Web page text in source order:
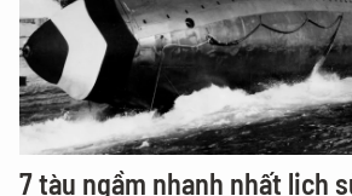
7 tàu ngầm nhanh nhất lịch